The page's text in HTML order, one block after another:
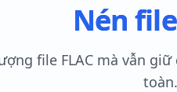
Nén
file FLAC mà vẫn
toàn.